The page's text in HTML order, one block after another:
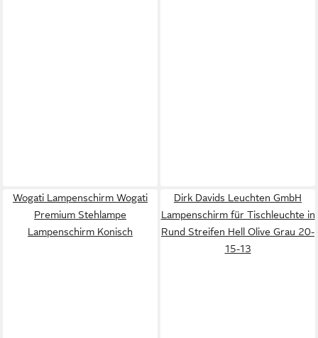
Wogati Lampenschirm Wogati
Premium Stehlampe
Lampenschirm Konisch
Dirk Davids Leuchten GmbH
Lampenschirm für Tischleuchte in
Rund Streifen Hell Olive Grau 20-
15-13